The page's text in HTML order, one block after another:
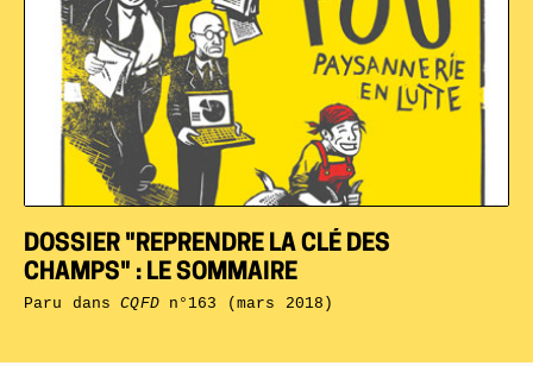
DOSSIER "REPRENDRE LA CLÉ DES
CHAMPS" : LE SOMMAIRE
Paru dansCQFDn°163 (mars 2018)